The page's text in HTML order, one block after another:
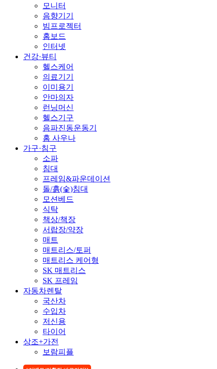
모니터
음향기기
빔프로젝터
홈보드
인터넷
건강·뷰티
헬스케어
의료기기
이미용기
안마의자
런닝머신
헬스기구
음파진동운동기
홈 사우나
가구·침구
소파
침대
프레임&파운데이션
돌/흙(숯)침대
모션베드
식탁
책상/책장
서랍장/약장
매트
매트리스/토퍼
매트리스 케어형
SK 매트리스
SK 프레임
자동차렌탈
국산차
수입차
저신용
타이어
상조+가전
보람피플